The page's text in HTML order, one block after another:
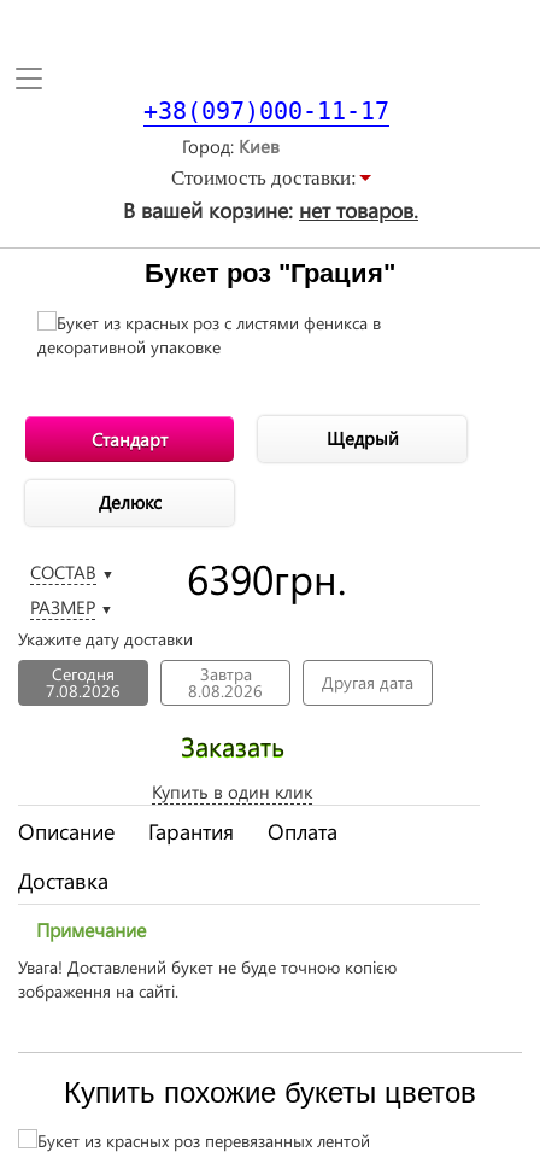
Toggle
+38(097)000-11-17
Город
Стоимость доставки:
В вашей корзине: нет товаров.
Букет роз "Грация"
Стандарт Щедрый
Делюкс
СОСТАВ ▼
РАЗМЕР ▼
6390грн.
Укажите дату доставки
Сегодня
7.08.2026
Завтра
8.08.2026 Другая дата
Заказать
Купить в один клик
Описание Гарантия
Оплата
Доставка
Примечание
Увага! Доставлений букет не буде точною копією
зображення на сайті.
Купить похожие букеты цветов